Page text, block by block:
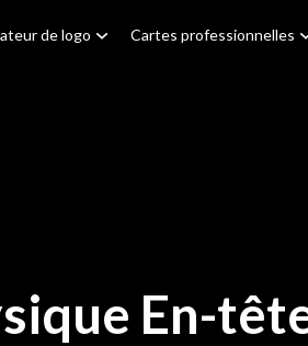
de logo Cartes professionnelles
En-